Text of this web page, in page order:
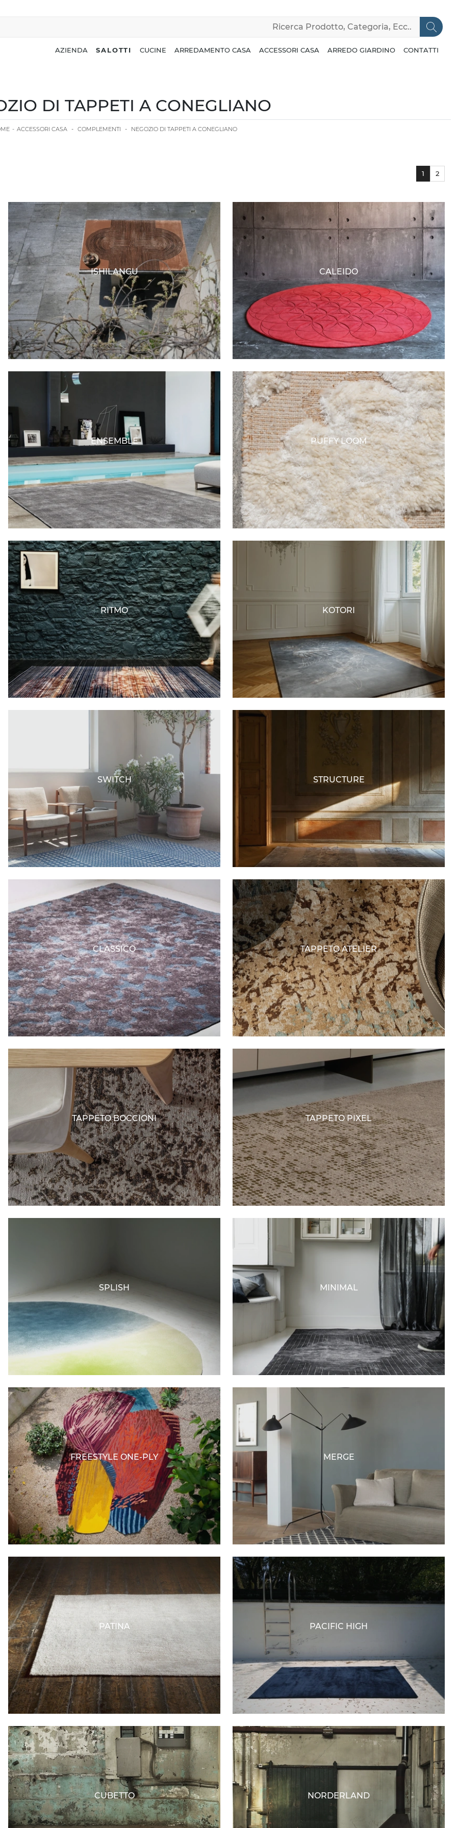
AZIENDA SALOTTI CUCINE ARREDAMENTO CASA ACCESSORI CASA ARREDO GIARDINO CONTATTI
DI TAPPETI A CONEGLIANO
- ACCESSORI CASA - COMPLEMENTI - NEGOZIO DI TAPPETI A CONEGLIANO
1 2
ISHILANGU CALEIDO
ENSEMBLE PUFFY LOOM
RITMO KOTORI
SWITCH STRUCTURE
CLASSICO TAPPETO ATELIER
TAPPETO BOCCIONI TAPPETO PIXEL
SPLISH MINIMAL
FREESTYLE ONE-PLY MERGE
PATINA PACIFIC HIGH
CUBETTO NORDERLAND